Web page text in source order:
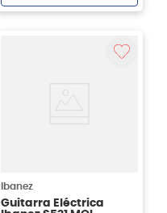
Ibanez
Guitarra Eléctrica